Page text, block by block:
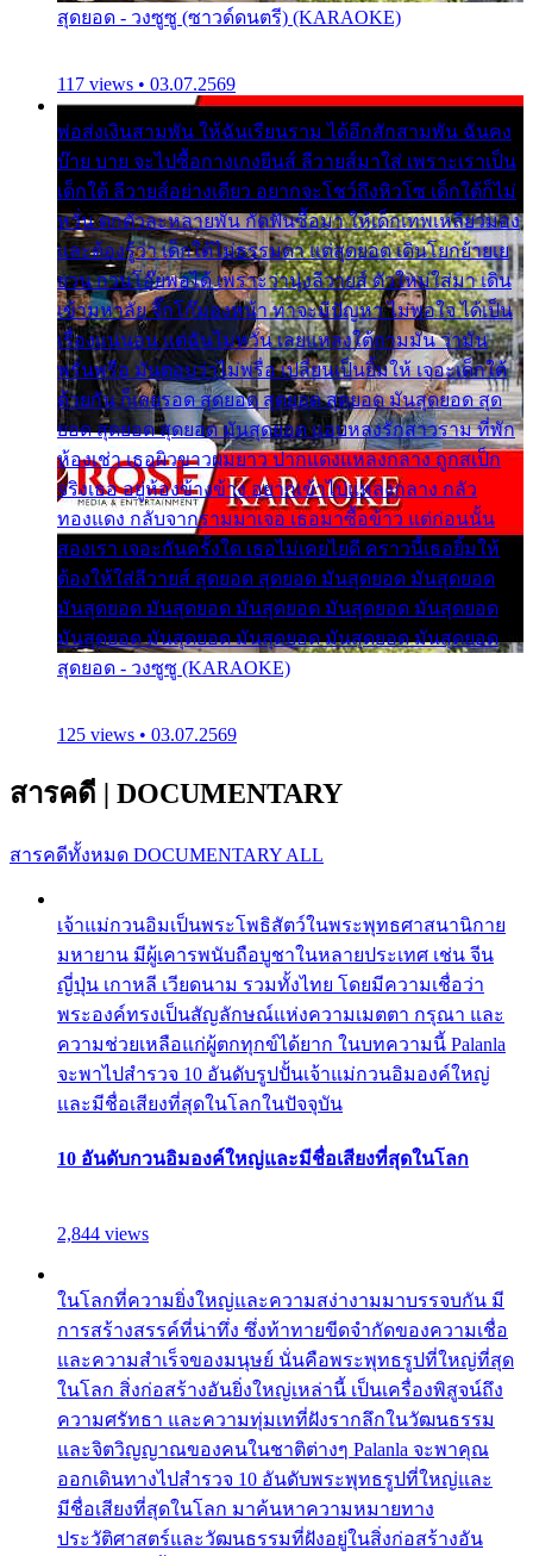
สุดยอด - วงซูซู (ซาวด์ดนตรี) (KARAOKE)
117 views • 03.07.2569
พ่อส่งเงินสามพัน ให้ฉันเรียนราม ได้อีกสักสามพัน ฉันคง
บ๊าย บาย จะไปซื้อกางเกงยีนส์ ลีวายส์มาใส่ เพราะเราเป็น
เด็กใต้ ลีวายส์อย่างเดียว อยากจะโชว์ถึงหิวโซ เด็กใต้ก็ไม่
หวั่น ตกตัวละหลายพัน กัดฟันซื้อมา ให้เด็กเทพเหลียวมอง
และต้องรู้ว่า เด็กใต้ไม่ธรรมดา แต่สุดยอด เดินโยกย้ายเย
ยวน กวนโอ๊ยพอได้ เพราะว่านุ่งลีวายส์ ตัวใหม่ใส่มา เดิน
เข้ามหาลัย จิ๊กโก๊มองหน้า ท่าจะมีปัญหา ไม่พอใจ ได้เป็น
เรื่องแน่นอน แต่ฉันไม่หวั่น เลยแหลงใต้ถามมัน ว่ามัน
พรั่นพรือ มันตอบว่าไม่พรื่อ เปลี่ยนเป็นยิ้มให้ เจอะเด็กใต้
ด้วยกัน ก็เลยรอด สุดยอด สุดยอด สุดยอด มันสุดยอด สุด
ยอด สุดยอด สุดยอด มันสุดยอด แอบหลงรักสาวราม ที่พัก
ห้องเช่า เธอผิวขาวผมยาว ปากแดงแหลงกลาง ถูกสเป็ก
จริงเธอ อยู่ห้องข้างข้าง อยากเข้าไปแหลงกลาง กลัว
ทองแดง กลับจากรามมาเจอ เธอมาซื้อข้าว แต่ก่อนนั้น
สองเรา เจอะกันครั้งใด เธอไม่เคยไยดี คราวนี้เธอยิ้มให้
ต้องให้ใส่ลีวายส์ สุดยอด สุดยอด มันสุดยอด มันสุดยอด
มันสุดยอด มันสุดยอด มันสุดยอด มันสุดยอด มันสุดยอด
มันสุดยอด มันสุดยอด มันสุดยอด มันสุดยอด มันสุดยอด
สุดยอด - วงซูซู (KARAOKE)
125 views • 03.07.2569
สารคดี | DOCUMENTARY
สารคดีทั้งหมด DOCUMENTARY ALL
เจ้าแม่กวนอิมเป็นพระโพธิสัตว์ในพระพุทธศาสนานิกาย
มหายาน มีผู้เคารพนับถือบูชาในหลายประเทศ เช่น จีน
ญี่ปุ่น เกาหลี เวียดนาม รวมทั้งไทย โดยมีความเชื่อว่า
พระองค์ทรงเป็นสัญลักษณ์แห่งความเมตตา กรุณา และ
ความช่วยเหลือแก่ผู้ตกทุกข์ได้ยาก ในบทความนี้ Palanla
จะพาไปสำรวจ 10 อันดับรูปปั้นเจ้าแม่กวนอิมองค์ใหญ่
และมีชื่อเสียงที่สุดในโลกในปัจจุบัน
10 อันดับกวนอิมองค์ใหญ่และมีชื่อเสียงที่สุดในโลก
2,844 views
ในโลกที่ความยิ่งใหญ่และความสง่างามมาบรรจบกัน มี
การสร้างสรรค์ที่น่าทึ่ง ซึ่งท้าทายขีดจำกัดของความเชื่อ
และความสำเร็จของมนุษย์ นั่นคือพระพุทธรูปที่ใหญ่ที่สุด
ในโลก สิ่งก่อสร้างอันยิ่งใหญ่เหล่านี้ เป็นเครื่องพิสูจน์ถึง
ความศรัทธา และความทุ่มเทที่ฝังรากลึกในวัฒนธรรม
และจิตวิญญาณของคนในชาติต่างๆ Palanla จะพาคุณ
ออกเดินทางไปสำรวจ 10 อันดับพระพุทธรูปที่ใหญ่และ
มีชื่อเสียงที่สุดในโลก มาค้นหาความหมายทาง
ประวัติศาสตร์และวัฒนธรรมที่ฝังอยู่ในสิ่งก่อสร้างอัน